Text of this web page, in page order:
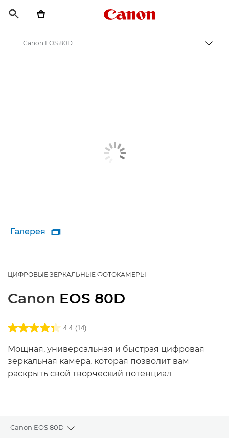
 
Canon Logo, back
Canon EOS 80D
Галерея 
ЦИФРОВЫЕ ЗЕРКАЛЬНЫЕ ФОТОКАМЕРЫ
Canon EOS 80D
4.4 (14)
Мощная, универсальная и быстрая цифровая
зеркальная камера, которая позволит вам
раскрыть свой творческий потенциал
Canon EOS 80D
Toggle breadcrumbs